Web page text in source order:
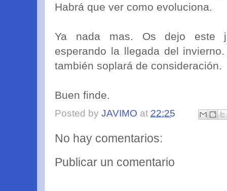
Habrá que ver como evoluciona.
Ya nada mas. Os dejo este
esperando la llegada del
también soplará de consideración.
Buen finde.
Posted byJAVIMO at 22:25
No hay comentarios:
Publicar un comentario